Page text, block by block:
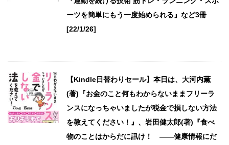
ーツを簡単にもう一度始められる』など3冊
[22/1/26]
【Kindle日替わりセール】本日は、大河内薫
(著)『お金のこと何もわからないままフリーラ
ンスになっちゃいましたが税金で損しない方法
を教えてください！』、岩田健太郎(著)『食べ
物のことはからだに訊け！ ――健康情報にだ